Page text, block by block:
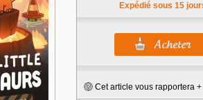
Expédié sous 15
Cet article vous rapportera +